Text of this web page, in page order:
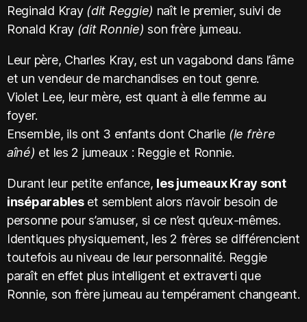
Reginald Kray (dit Reggie) naît le premier, suivi de
Ronald Kray (dit Ronnie) son frère jumeau.
Leur père, Charles Kray, est un vagabond dans l’âme
et un vendeur de marchandises en tout genre.
Violet Lee, leur mère, est quant à elle femme au
foyer.
Ensemble, ils ont 3 enfants dont Charlie (le frère
aîné) et les 2 jumeaux : Reggie et Ronnie.
Durant leur petite enfance, les jumeaux Kray sont
inséparableset semblent alors n’avoir besoin de
personne pour s’amuser, si ce n’est qu’eux-mêmes.
Identiques physiquement, les 2 frères se différencient
toutefois au niveau de leur personnalité. Reggie
paraît en effet plus intelligent et extraverti que
Ronnie, son frère jumeau au tempérament changeant.